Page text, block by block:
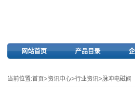
网站首页 产品目录
当前位置:首页>资讯中心>行业资讯>脉冲电磁阀